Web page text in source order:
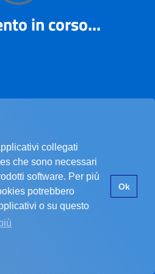
in corso...
collegati
che sono necessari
software. Per più
potrebbero
o su questo
Ok